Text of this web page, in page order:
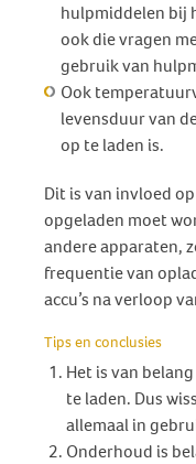
hulpmiddelen bij
ook die vragen
gebruik van
Ook
levensduur van
op te laden is.
Dit is van invloed
opgeladen moet
andere apparaten,
frequentie van
accu’s na verloop
Tips en conclusies
Het is van
te laden. Dus
allemaal in
Onderhoud is